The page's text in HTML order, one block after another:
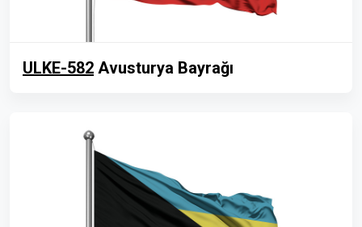
ULKE-582 Avusturya Bayrağı